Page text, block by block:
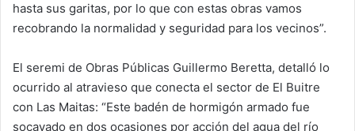
hasta sus garitas, por lo que con estas obras vamos
recobrando la normalidad y seguridad para los vecinos”.
El seremi de Obras Públicas Guillermo Beretta, detalló lo
ocurrido al atravieso que conecta el sector de El Buitre
con Las Maitas: “Este badén de hormigón armado fue
socavado en dos ocasiones por acción del agua del río